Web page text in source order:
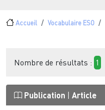
Fil d'Ariane
Accueil Vocabulaire ESO
Nombre de résultats : 1
Publication Article